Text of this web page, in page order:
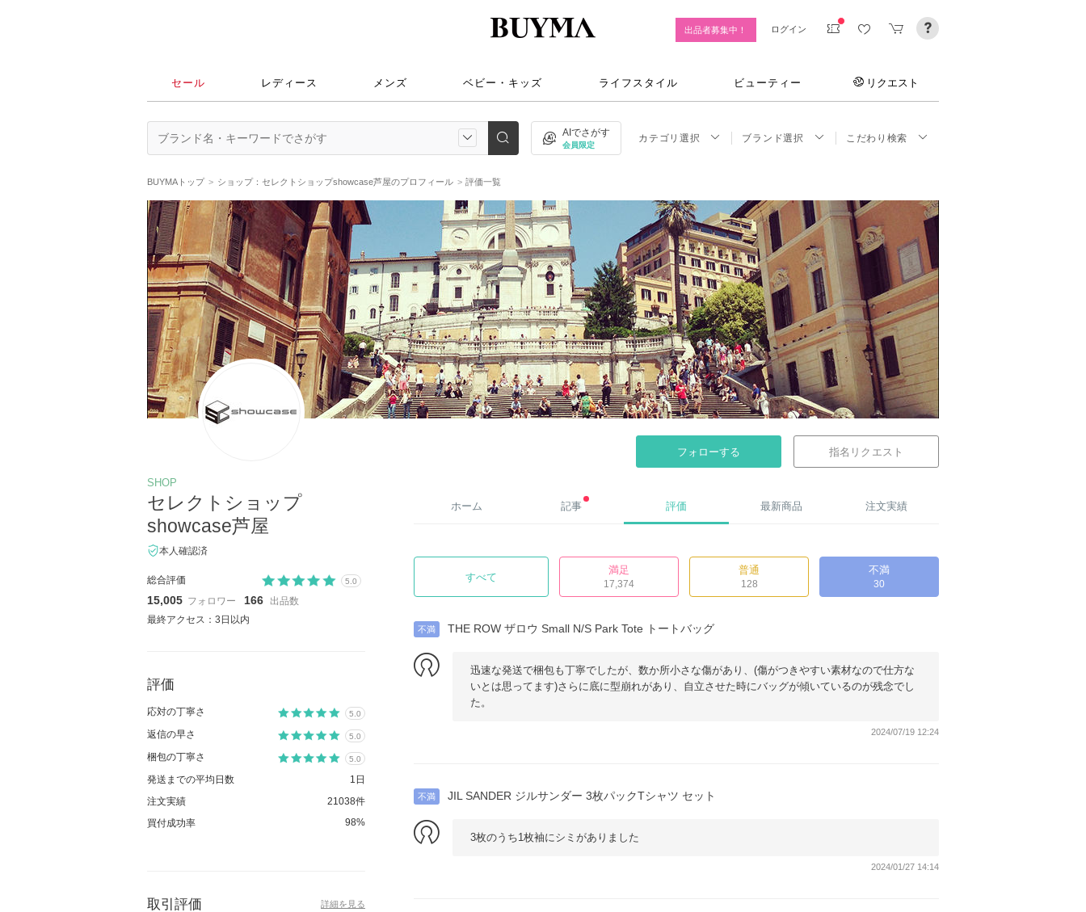
出品者募集中！ ログイン
セール レディース メンズ ベビー・キッズ ライフスタイル ビューティー リクエスト
AIでさがす
会員限定
カテゴリ選択 ブランド選択 こだわり検索
BUYMAトップ ショップ：セレクトショップshowcase芦屋のプロフィール 評価一覧
フォローする 指名リクエスト
SHOP
セレクトショップ
showcase芦屋
本人確認済
総合評価 5.0
15,005 フォロワー 166 出品数
最終アクセス：3日以内
評価
応対の丁寧さ 5.0
返信の早さ 5.0
梱包の丁寧さ 5.0
発送までの平均日数
1日
注文実績
21038件
買付成功率
98%
取引評価 詳細を見る
ホーム 記事 評価 最新商品 注文実績
すべて
満足
17,374
普通
128
不満
30
不満 THE ROW ザロウ Small N/S Park Tote トートバッグ
迅速な発送で梱包も丁寧でしたが、数か所小さな傷があり、(傷がつきやすい素材なので仕方な
いとは思ってます)さらに底に型崩れがあり、自立させた時にバッグが傾いているのが残念でし
た。
2024/07/19 12:24
不満 JIL SANDER ジルサンダー 3枚パックTシャツ セット
3枚のうち1枚袖にシミがありました
2024/01/27 14:14